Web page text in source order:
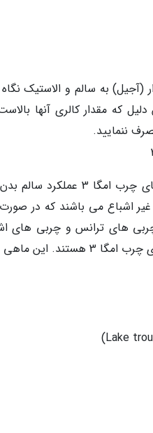
(آجیل) به سالم و الاستیک
دلیل که مقدار کالری آنها
ننمایید.
نمی توان منکر این واقعیت شد
پیوند غیر اشباع می باشند که
های ترانس و چربی های
ماهی ها شامل: